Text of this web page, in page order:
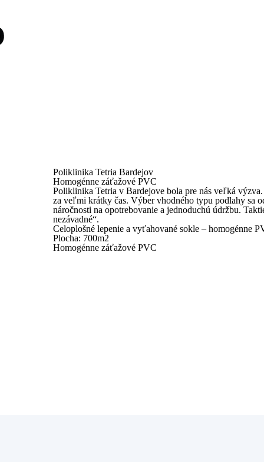
Poliklinika Tetria Bardejov
Homogénne záťažové PVC
Poliklinika Tetria v Bardejove bola pre nás veľká
za veľmi krátky čas. Výber vhodného typu podlahy sa
náročnosti na opotrebovanie a jednoduchú údržbu.
nezávadné“.
Celoplošné lepenie a vyťahované sokle – homogénne
Plocha: 700m2
Homogénne záťažové PVC